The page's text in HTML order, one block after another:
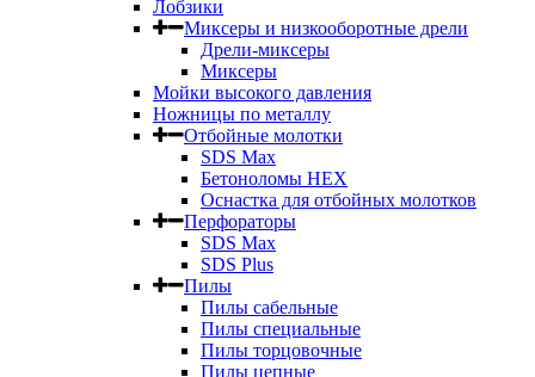
Лобзики
Миксеры и низкооборотные дрели
Дрели-миксеры
Миксеры
Мойки высокого давления
Ножницы по металлу
Отбойные молотки
SDS Max
Бетоноломы HEX
Оснастка для отбойных молотков
Перфораторы
SDS Max
SDS Plus
Пилы
Пилы сабельные
Пилы специальные
Пилы торцовочные
Пилы цепные